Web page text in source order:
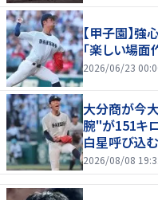
【甲子園】
「楽しい場
2026/06/23
大分商が今
腕"が151キ
白星呼び込
2026/08/08